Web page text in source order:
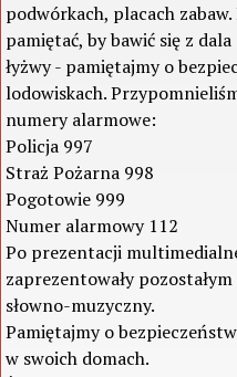
podwórkach, placach
pamiętać, by bawić się z
łyżwy - pamiętajmy o
lodowiskach.
numery alarmowe:
Policja 997
Straż Pożarna 998
Pogotowie 999
Numer alarmowy 112
Po prezentacji
zaprezentowały
słowno-muzyczny.
Pamiętajmy o
w swoich domach.